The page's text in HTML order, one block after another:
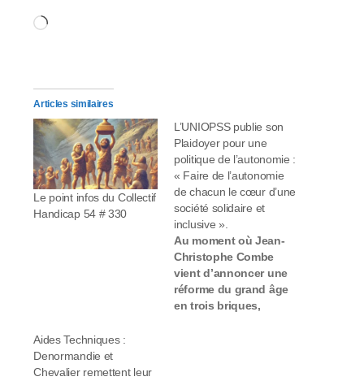
Chargement…
Articles similaires
Le point infos du Collectif
Handicap 54 # 330
L’UNIOPSS publie son
Plaidoyer pour une
politique de l’autonomie :
« Faire de l’autonomie
de chacun le cœur d’une
société solidaire et
inclusive ».
Au moment où Jean-
Christophe Combe
vient d’annoncer une
réforme du grand âge
en trois briques,
Aides Techniques :
Denormandie et
Chevalier remettent leur